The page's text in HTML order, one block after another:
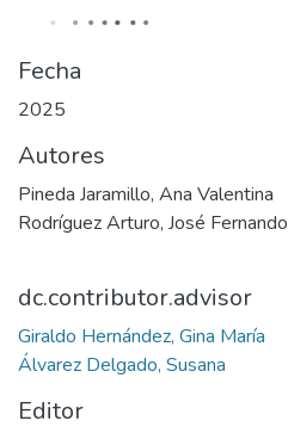
Fecha
2025
Autores
Pineda Jaramillo, Ana Valentina
Rodríguez Arturo, José Fernando
dc.contributor.advisor
Giraldo Hernández, Gina María
Álvarez Delgado, Susana
Editor